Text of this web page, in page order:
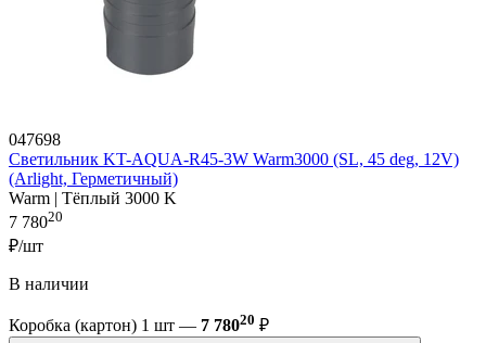
047698
Светильник KT-AQUA-R45-3W Warm3000 (SL, 45 deg, 12V)
(Arlight, Герметичный)
Warm | Тёплый 3000 K
7 78020
₽/шт
В наличии
Коробка (картон) 1 шт — 7 78020 ₽